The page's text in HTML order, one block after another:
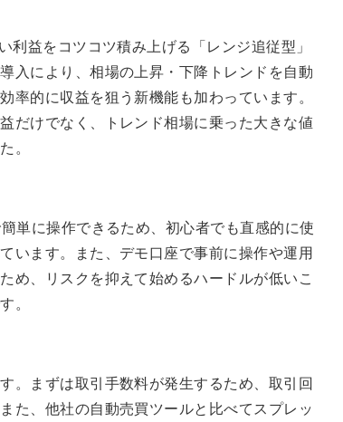
益をコツコツ積み上げる「レンジ追従型」
入により、相場の上昇・下降トレンドを自動
率的に収益を狙う新機能も加わっています。
だけでなく、トレンド相場に乗った大きな値
。
単に操作できるため、初心者でも直感的に使
います。また、デモ口座で事前に操作や運用
め、リスクを抑えて始めるハードルが低いこ
。
。まずは取引手数料が発生するため、取引回
た、他社の自動売買ツールと比べてスプレッ